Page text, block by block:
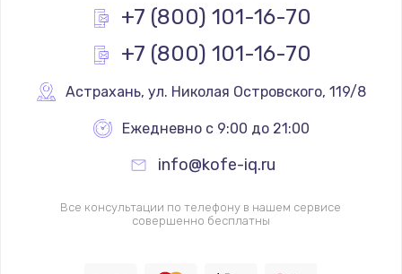
Ремонт мембраны
Заказать
от 880 руб.
Заказать
Замена микросхемы Bluetooth
+7 (800) 101-16-70
+7 (800) 101-16-70
Астрахань, ул. Николая Островского, 119/8
Ежедневно с 9:00 до 21:00
info@kofe-iq.ru
Все консультации по телефону в нашем сервисе
совершенно бесплатны